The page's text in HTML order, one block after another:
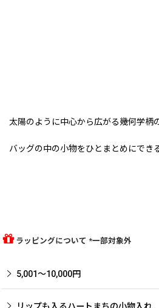
太陽のように中心から広がる幾何学柄
バッグの中の小物をひとまとめにでき
ラッピングについて *一部対象外
5,001〜10,000円